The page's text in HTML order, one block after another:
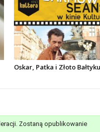
Oskar, Patka i Złoto Bałtyku
Zostaną opublikowanie